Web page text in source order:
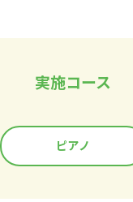
実施コース
ピアノ